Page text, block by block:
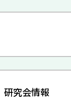
研究会情報